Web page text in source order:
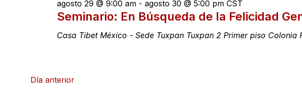
Seminario: En Búsqueda de la Felicidad
agosto 29 @ 9:00 am- agosto 30 @ 5:00 pm CST
Casa Tibet México - Sede Tuxpan Tuxpan 2 Primer piso Colonia
Día anterior